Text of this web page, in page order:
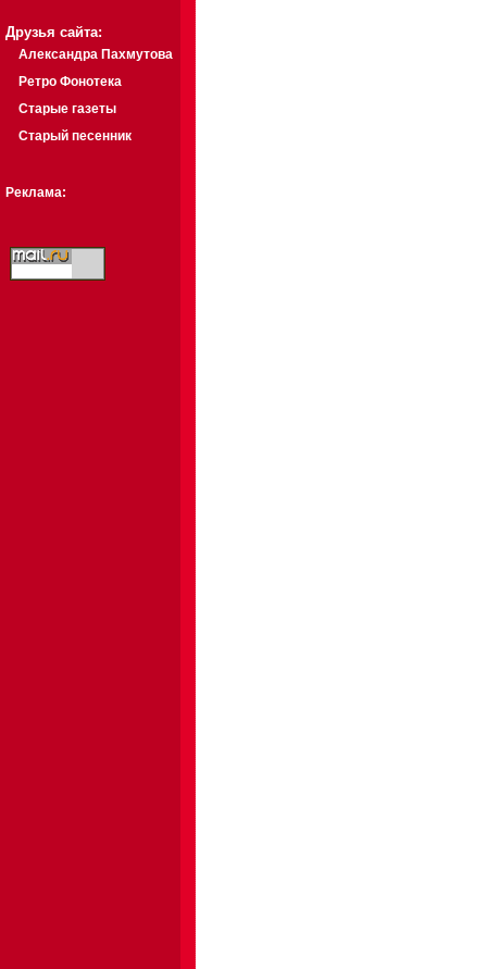
Друзья сайта:
Александра Пахмутова
Ретро Фонотека
Старые газеты
Старый песенник
Реклама: